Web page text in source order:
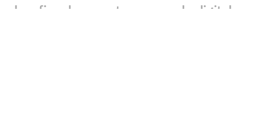
desafios do esporte no mundo digital